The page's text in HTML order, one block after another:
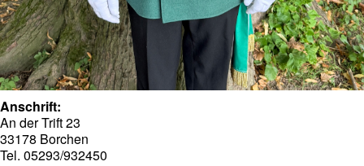
Anschrift:
An der Trift 23
33178 Borchen
Tel. 05293/932450